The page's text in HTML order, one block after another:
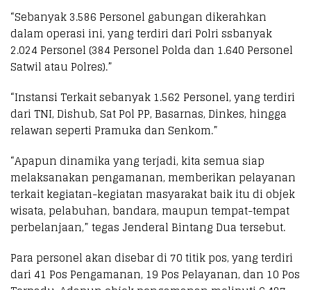
“​Sebanyak 3.586 Personel gabungan dikerahkan
dalam operasi ini, yang terdiri dari ​Polri ssbanyak
2.024 Personel (384 Personel Polda dan 1.640 Personel
Satwil atau Polres).”
“​Instansi Terkait sebanyak 1.562 Personel, yang terdiri
dari TNI, Dishub, Sat Pol PP, Basarnas, Dinkes, hingga
relawan seperti Pramuka dan Senkom.”
“Apapun dinamika yang terjadi, kita semua siap
melaksanakan pengamanan, memberikan pelayanan
terkait kegiatan-kegiatan masyarakat baik itu di objek
wisata, pelabuhan, bandara, maupun tempat-tempat
perbelanjaan,” tegas Jenderal Bintang Dua tersebut.
​Para personel akan disebar di 70 titik pos, yang terdiri
dari 41 Pos Pengamanan, 19 Pos Pelayanan, dan 10 Pos